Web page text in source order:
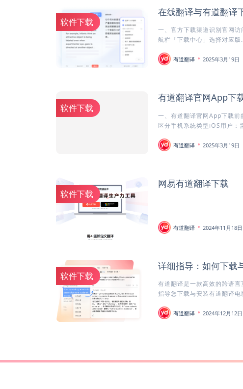
软件下载
在线翻译与有道翻译
一、官方下载渠道识别官网
航栏「下载中心」选择对应版
有道翻译 2025年3月19日
软件下载
有道翻译官网App下
一、有道翻译官网App下载
区分手机系统类型iOS用户：
有道翻译 2025年3月19日
软件下载
网易有道翻译下载
有道翻译 2024年11月18日
软件下载
详细指导：如何下载
有道翻译是一款高效的跨语
指导您下载与安装有道翻译
有道翻译 2024年12月12日